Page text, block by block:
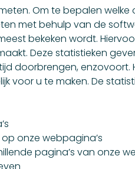
Om te bepalen
met behulp van de
bekeken wordt.
Deze statistieken
doorbrengen, enzovoort.
voor u te maken. De
onze webpagina’s
pagina’s van onze